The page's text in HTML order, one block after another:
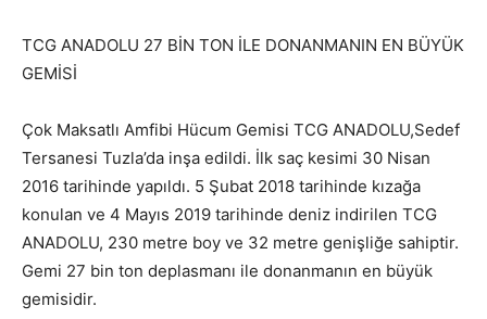
TCG ANADOLU 27 BİN TON İLE DONANMANIN EN BÜYÜK
GEMİSİ
Çok Maksatlı Amfibi Hücum Gemisi TCG ANADOLU,Sedef
Tersanesi Tuzla’da inşa edildi. İlk saç kesimi 30 Nisan
2016 tarihinde yapıldı. 5 Şubat 2018 tarihinde kızağa
konulan ve 4 Mayıs 2019 tarihinde deniz indirilen TCG
ANADOLU, 230 metre boy ve 32 metre genişliğe sahiptir.
Gemi 27 bin ton deplasmanı ile donanmanın en büyük
gemisidir.